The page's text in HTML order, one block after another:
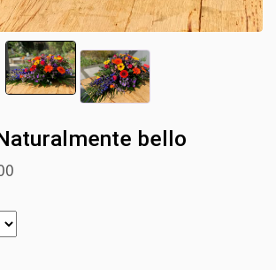
bello